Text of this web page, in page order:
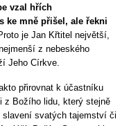
vzal hřích
ke mně přišel, ale řekni
je Jan Křtitel největší,
z nebeského
Jeho Církve.
přirovnat k účastníku
z Božího lidu, který stejně
svatých tajemství či